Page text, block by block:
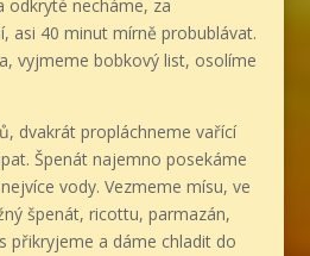
odkryté necháme, za
asi 40 minut mírně probublávat.
vyjmeme bobkový list, osolíme
dvakrát propláchneme vařící
Špenát najemno posekáme
vody. Vezmeme mísu, ve
špenát, ricottu, parmazán,
přikryjeme a dáme chladit do